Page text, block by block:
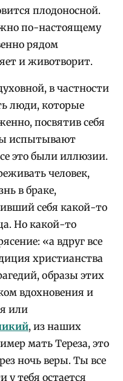
плодоносной.
по-настоящему
рядом
и животворит.
в частности
люди, которые
посвятив себя
испытывают
это были иллюзии.
человек,
в браке,
себя какой-то
Но какой-то
«а вдруг все
христианства
образы этих
вдохновения и
или
, из наших
мать Тереза, это
ночь веры. Ты все
у тебя остается